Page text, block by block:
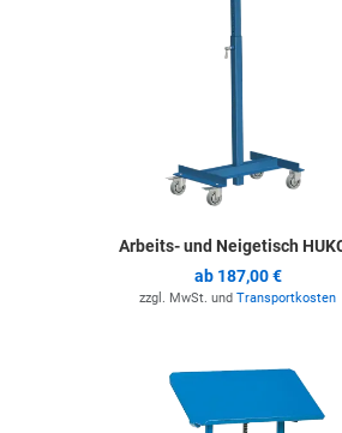
Arbeits- und Neigetisch
ab 187,00 €
zzgl. MwSt. und Transportkosten